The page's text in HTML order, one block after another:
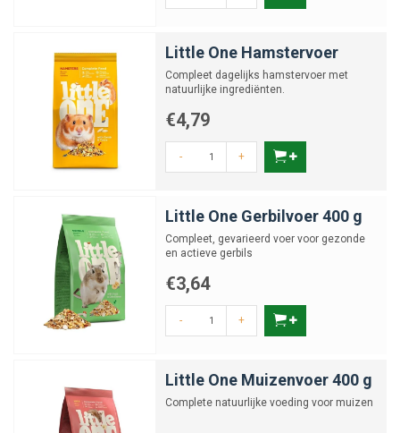
Little One Hamstervoer
Compleet dagelijks hamstervoer met
natuurlijke ingrediënten.
€4,79
- +
Little One Gerbilvoer 400 g
Compleet, gevarieerd voer voor gezonde
en actieve gerbils
€3,64
- +
Little One Muizenvoer 400 g
Complete natuurlijke voeding voor muizen